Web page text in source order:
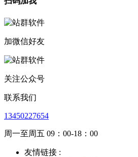
加微信好友
关注公众号
联系我们
13450227654
周一至周五 09：00-18：00
友情链接 :